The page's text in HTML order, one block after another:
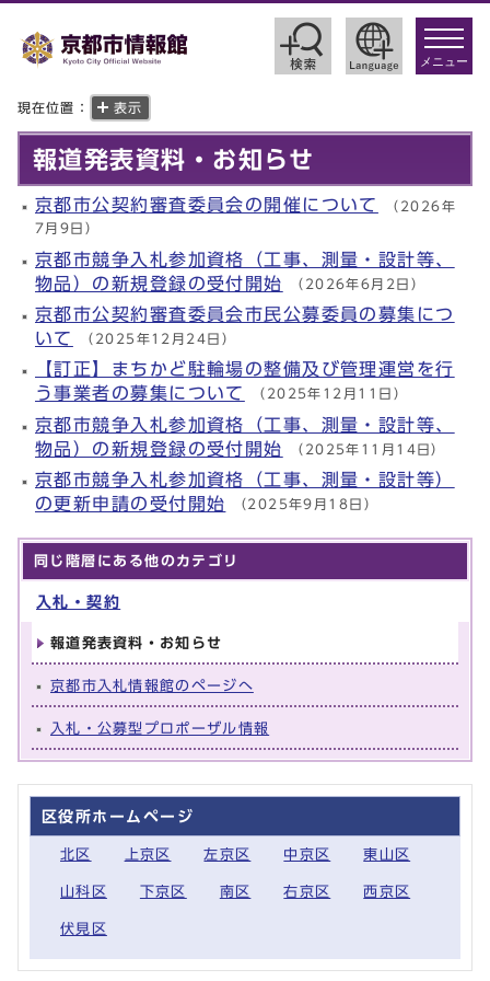
toggle
メニュー
現在位置： 表示
報道発表資料・お知らせ
京都市公契約審査委員会の開催について （2026年
7月9日）
京都市競争入札参加資格（工事、測量・設計等、
物品）の新規登録の受付開始 （2026年6月2日）
京都市公契約審査委員会市民公募委員の募集につ
いて （2025年12月24日）
【訂正】まちかど駐輪場の整備及び管理運営を行
う事業者の募集について （2025年12月11日）
京都市競争入札参加資格（工事、測量・設計等、
物品）の新規登録の受付開始 （2025年11月14日）
京都市競争入札参加資格（工事、測量・設計等）
の更新申請の受付開始 （2025年9月18日）
同じ階層にある他のカテゴリ
入札・契約
報道発表資料・お知らせ
京都市入札情報館のページへ
入札・公募型プロポーザル情報
区役所ホームページ
北区 上京区 左京区 中京区 東山区
山科区 下京区 南区 右京区 西京区
伏見区